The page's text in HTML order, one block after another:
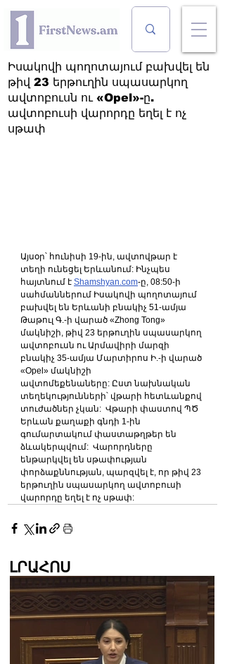
Իսակովի պողոտայում բախվել են
թիվ 23 երթուղին սպասարկող
ավտոբուսն ու «Opel»-ը.
ավտոբուսի վարորդը եղել է ոչ
սթափ
Այսօր՝ հունիսի 19-ին, ավտովթար է
տեղի ունեցել Երևանում: Ինչպես
հայտնում է Shamshyan.com-ը, 08:50-ի
սահմաններում Իսակովի պողոտայում
բախվել են Երևանի բնակիչ 51-ամյա
Թաթուլ Գ.-ի վարած «Zhong Tong»
մակնիշի, թիվ 23 երթուղին սպասարկող
ավտոբուսն ու Արմավիրի մարզի
բնակիչ 35-ամյա Մարտիրոս Ի.-ի վարած
«Opel» մակնիշի
ավտոմեքենաները: Ըստ նախնական
տեղեկությունների՝ վթարի հետևանքով
տուժածներ չկան:  Վթարի փաստով ՊԾ
Երևան քաղաքի գնդի 1-ին
գումարտակում փաստաթղթեր են
ձևակերպվում:  Վարորդները
ենթարկվել են սթափության
փորձաքննության, պարզվել է, որ թիվ 23
երթուղին սպասարկող ավտոբուսի
վարորդը եղել է ոչ սթափ:
ԼՐԱՀՈՍ